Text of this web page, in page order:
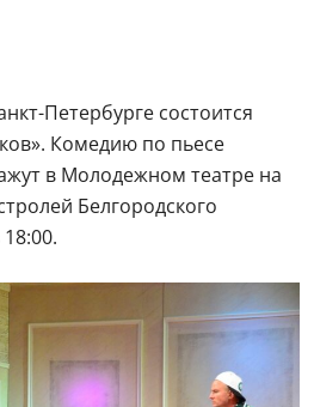
Петербурге состоится
Комедию по пьесе
в Молодежном театре на
Белгородского